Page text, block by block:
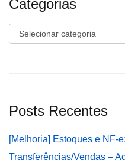
Categorias
Categorias
Posts Recentes
[Melhoria] Estoques e NF-
Transferências/Vendas –